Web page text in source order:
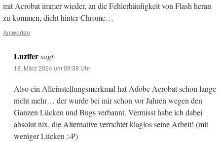
mit Acrobat immer wieder, an die Fehlerhäufigkeit von Flash heran
zu kommen, dicht hinter Chrome…
Antworten
Luzifer sagt:
18. März 2024 um 09:38 Uhr
Also ein Alleinstellungsmerkmal hat Adobe Acrobat schon lange
nicht mehr… der wurde bei mir schon vor Jahren wegen den
Ganzen Lücken und Bugs verbannt. Vermisst habe ich dabei
absolut nix, die Alternative verrichtet klaglos seine Arbeit! (mit
weniger Lücken ;-P)